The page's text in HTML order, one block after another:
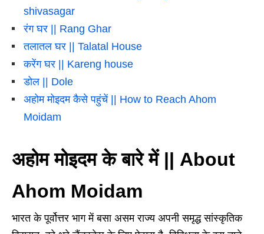
shivasagar
रंग घर || Rang Ghar
तलातल घर || Talatal House
करेंग घर || Kareng house
डोल || Dole
अहोम मोइदम कैसे पहुंचें || How to Reach Ahom
Moidam
अहोम मोइदम के बारे में || About
Ahom Moidam
भारत के पूर्वोत्तर भाग में बसा असम राज्य अपनी समृद्ध सांस्कृतिक